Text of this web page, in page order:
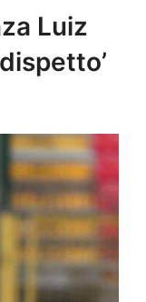
Luiz